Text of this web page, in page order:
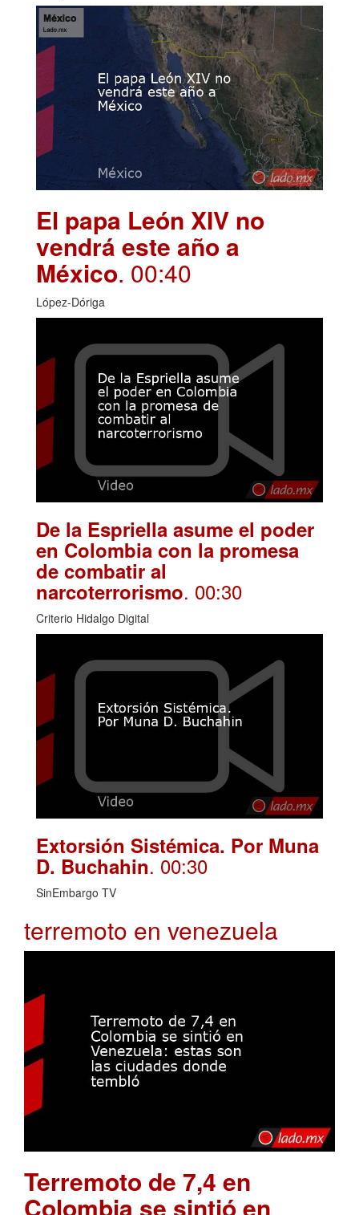
El papa León XIV no
vendrá este año a
México. 00:40
López-Dóriga
De la Espriella asume el poder
en Colombia con la promesa
de combatir al
narcoterrorismo. 00:30
Criterio Hidalgo Digital
Extorsión Sistémica. Por Muna
D. Buchahin. 00:30
SinEmbargo TV
terremoto en venezuela
Terremoto de 7,4 en
Colombia se sintió en